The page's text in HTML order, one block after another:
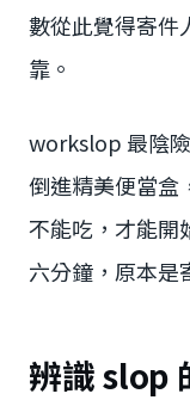
數從此覺得寄件
靠。
workslop 最陰
倒進精美便當盒
不能吃，才能
六分鐘，原本是
辨識 slop